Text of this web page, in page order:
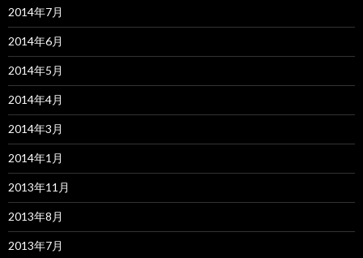
2014年7月
2014年6月
2014年5月
2014年4月
2014年3月
2014年1月
2013年11月
2013年8月
2013年7月